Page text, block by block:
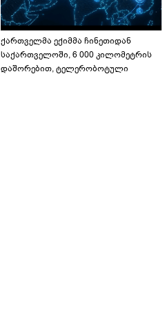
ქართველმა ექიმმა ჩინეთიდან
საქართველოში, 6 000 კილომეტრის
დაშორებით, ტელერობოტული